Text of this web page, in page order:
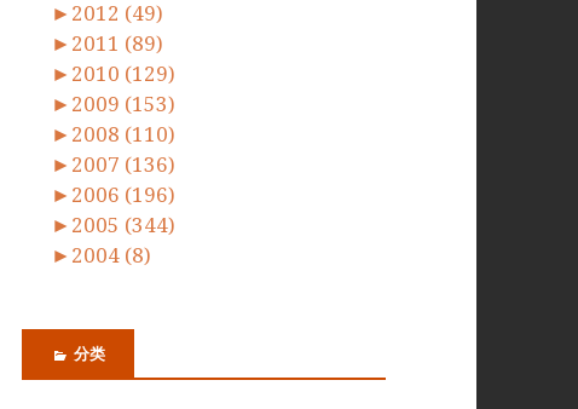
► 2012 (49)
► 2011 (89)
► 2010 (129)
► 2009 (153)
► 2008 (110)
► 2007 (136)
► 2006 (196)
► 2005 (344)
► 2004 (8)
分类